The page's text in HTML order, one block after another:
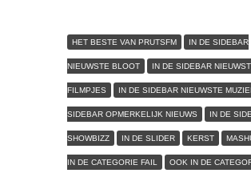
HET BESTE VAN PRUTSFM IN DE SIDEBAR
NIEUWSTE BLOOT IN DE SIDEBAR
FILMPJES IN DE SIDEBAR NIEUWSTE
SIDEBAR OPMERKELIJK NIEUWS IN DE
SHOWBIZZ IN DE SLIDER KERST
IN DE CATEGORIE FAIL OOK IN DE